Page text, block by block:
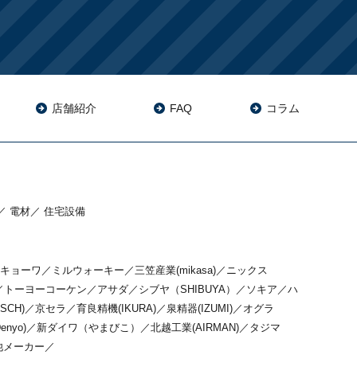
店舗紹介 FAQ コラム
電材／ 住宅設備
キョーワ ／ ミルウォーキー ／三笠産業(mikasa)／ ニックス
トーヨーコーケン ／ アサダ／ シブヤ（SHIBUYA） ／ ソキア ／ハ
／京セラ ／育良精機(IKURA)／ 泉精器(IZUMI)／ オグラ
／ 新ダイワ（やまびこ） ／北越工業(AIRMAN)／ タジマ
メーカー ／